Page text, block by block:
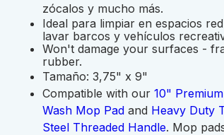
zócalos y mucho más.
Ideal para limpiar en espacios
lavar barcos y vehículos
Won't damage your surfaces -
rubber.
Tamaño: 3,75" x 9"
Compatible with our 10"
Wash Mop Pad and Heavy Duty
Steel Threaded Handle. Mop